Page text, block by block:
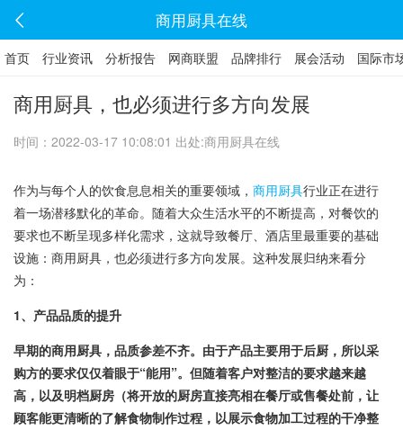
商用厨具在线
首页 行业资讯 分析报告 网商联盟 品牌排行 展会活动 国际市
商用厨具，也必须进行多方向发展
时间：2022-03-17 10:08:01 出处:商用厨具在线
作为与每个人的饮食息息相关的重要领域， 商用厨具行业正在进行
着一场潜移默化的革命。随着大众生活水平的不断提高，对餐饮的
要求也不断呈现多样化需求，这就导致餐厅、酒店里最重要的基础
设施：商用厨具，也必须进行多方向发展。这种发展归纳来看分
为：
1、 产品品质的提升
早期的商用厨具，品质参差不齐。由于产品主要用于后厨，所以采
购方的要求仅仅着眼于“能用”。但随着客户对整洁的要求越来越
高，以及明档厨房（将开放的厨房直接亮相在餐厅或售餐处前，让
顾客能更清晰的了解食物制作过程，以展示食物加工过程的干净整